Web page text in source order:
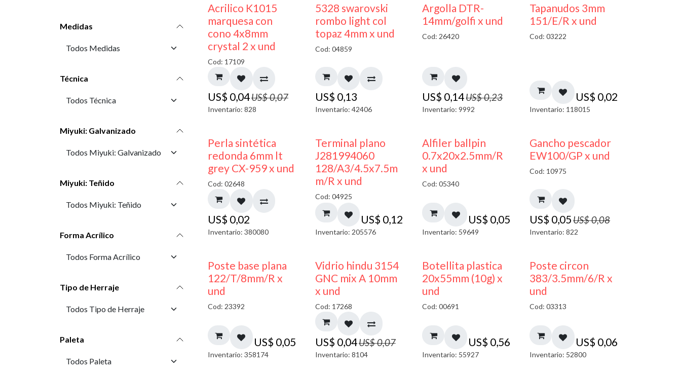
Medidas
Técnica
Miyuki: Galvanizado
Miyuki: Teñido
Forma Acrílico
Tipo de Herraje
Paleta
50% DESCUENTO
Acrilico K1015
marquesa con
cono 4x8mm
crystal 2 x und
Cod: 17109
US$ 0,04US$0,07
Inventario: 828
5328 swarovski
rombo light col
topaz 4mm x und
Cod: 04859
US$ 0,13
Inventario: 42406
40% DESCUENTO
Argolla DTR-
14mm/golfi x und
Cod: 26420
US$ 0,14US$0,23
Inventario: 9992
Tapanudos 3mm
151/E/R x und
Cod: 03222
US$ 0,02
Inventario: 118015
Perla sintética
redonda 6mm lt
grey CX-959 x und
Cod: 02648
US$ 0,02
Inventario: 380080
Terminal plano
J281994060
128/A3/4.5x7.5m
m/R x und
Cod: 04925
US$ 0,12
Inventario: 205576
Alfiler ballpin
0.7x20x2.5mm/R
x und
Cod: 05340
US$ 0,05
Inventario: 59649
40% DESCUENTO
Gancho pescador
EW100/GP x und
Cod: 10975
US$ 0,05US$0,08
Inventario: 822
Poste base plana
122/T/8mm/R x
und
Cod: 23392
US$ 0,05
Inventario: 358174
40% DESCUENTO
Vidrio hindu 3154
GNC mix A 10mm
x und
Cod: 17268
US$ 0,04US$0,07
Inventario: 8104
Botellita plastica
20x55mm (10g) x
und
Cod: 00691
US$ 0,56
Inventario: 55927
Poste circon
383/3.5mm/6/R x
und
Cod: 03313
US$ 0,06
Inventario: 52800